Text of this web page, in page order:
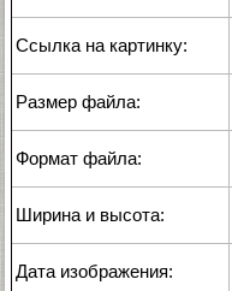
Ссылка на картинку:
Размер файла:
Формат файла:
Ширина и высота:
Дата изображения: